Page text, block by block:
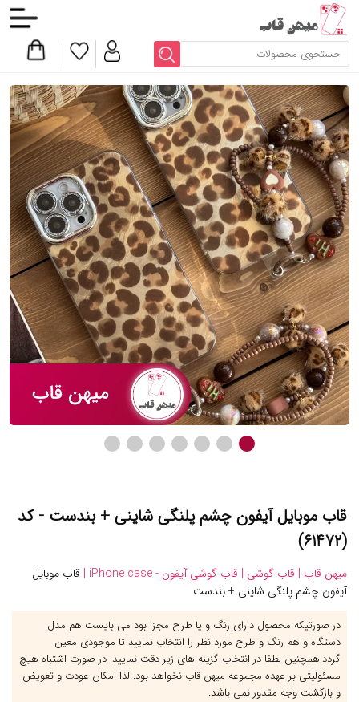
قاب موبایل آیفون چشم پلنگی شاینی + بندست - کد
(۶۱۴۷۲)
میهن قاب | قاب گوشی | قاب گوشی آیفون - iPhone case |
قاب موبایل
آیفون چشم پلنگی شاینی + بندست
در صورتیکه محصول دارای رنگ و یا طرح مجزا بود می بایست هم مدل
دستگاه و هم رنگ و طرح مورد نظر را انتخاب نمایید تا موجودی معین
گردد.همچنین لطفا در انتخاب گزینه های زیر دقت نمایید. در صورت اشتباه هیچ
مسئولیتی بر عهده مجموعه میهن قاب نخواهد بود. لذا امکان عودت و تعویض
و بازگشت وجه مقدور نمی باشد.